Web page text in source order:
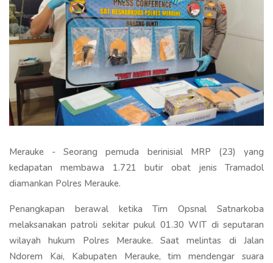
Merauke - Seorang pemuda berinisial MRP (23) yang
kedapatan membawa 1.721 butir obat jenis Tramadol
diamankan Polres Merauke.
Penangkapan berawal ketika Tim Opsnal Satnarkoba
melaksanakan patroli sekitar pukul 01.30 WIT di seputaran
wilayah hukum Polres Merauke. Saat melintas di Jalan
Ndorem Kai, Kabupaten Merauke, tim mendengar suara